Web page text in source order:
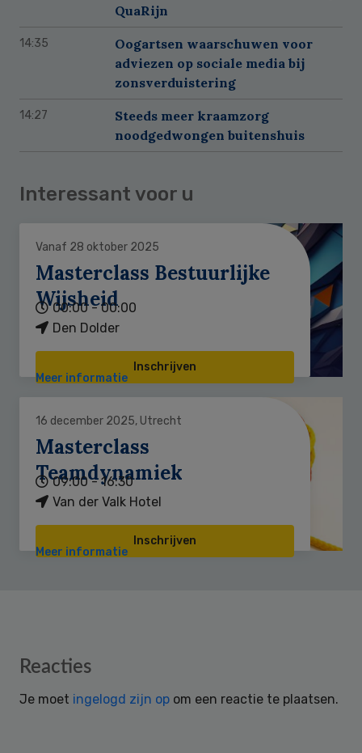
QuaRijn
14:35
Oogartsen waarschuwen voor
adviezen op sociale media bij
zonsverduistering
14:27
Steeds meer kraamzorg
noodgedwongen buitenshuis
Interessant voor u
Vanaf 28 oktober 2025
Masterclass Bestuurlijke
Wijsheid
00:00 - 00:00
Den Dolder
Inschrijven
Meer informatie
16 december 2025, Utrecht
Masterclass
Teamdynamiek
09:00 - 16:30
Van der Valk Hotel
Inschrijven
Meer informatie
Reader
Reacties
Je moet ingelogd zijn op om een reactie te plaatsen.